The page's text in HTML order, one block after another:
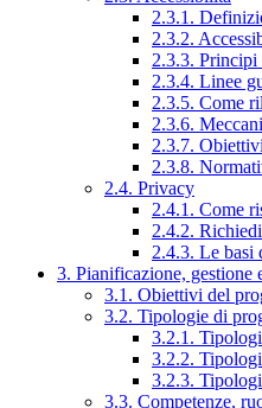
2.3.1.
2.3.2.
2.3.3. Principi
2.3.4. Linee
2.3.5. Come
2.3.6.
2.3.7.
2.3.8.
2.4. Privacy
2.4.1. Come
2.4.2.
2.4.3. Le basi
3. Pianificazione, gestione
3.1. Obiettivi del
3.2. Tipologie di
3.2.1.
3.2.2.
3.2.3.
3.3. Competenze,